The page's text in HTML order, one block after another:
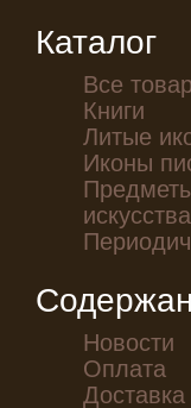
Каталог
Все
Книги
Литые
Иконы
искусства
Новости
Оплата
Доставка